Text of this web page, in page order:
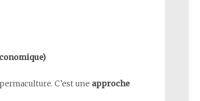
C’est une approche